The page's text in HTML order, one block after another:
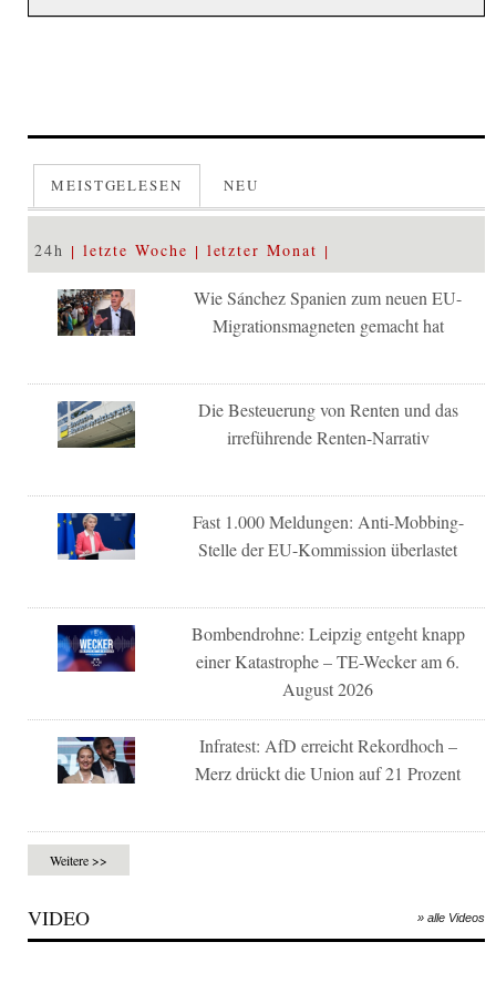
MEISTGELESEN NEU
24h letzte Woche letzter Monat
Wie Sánchez Spanien zum neuen EU-
Migrationsmagneten gemacht hat
Die Besteuerung von Renten und das
irreführende Renten-Narrativ
Fast 1.000 Meldungen: Anti-Mobbing-
Stelle der EU-Kommission überlastet
Bombendrohne: Leipzig entgeht knapp
einer Katastrophe – TE-Wecker am 6.
August 2026
Infratest: AfD erreicht Rekordhoch –
Merz drückt die Union auf 21 Prozent
Weitere >>
VIDEO » alle Videos